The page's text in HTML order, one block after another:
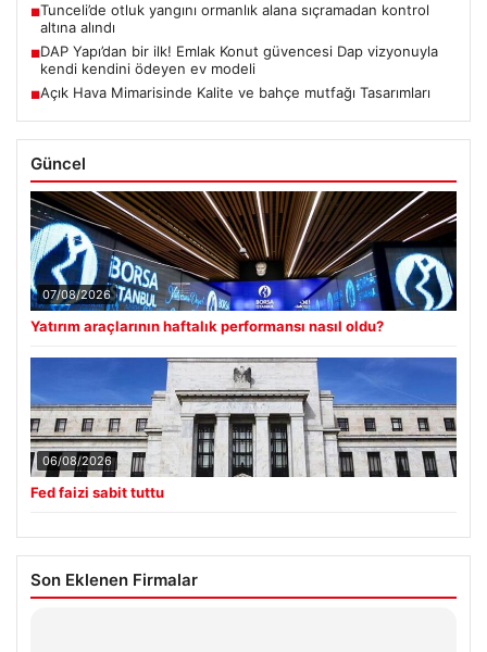
■Tunceli’de otluk yangını ormanlık alana sıçramadan kontrol
altına alındı
■DAP Yapı’dan bir ilk! Emlak Konut güvencesi Dap vizyonuyla
kendi kendini ödeyen ev modeli
■Açık Hava Mimarisinde Kalite ve bahçe mutfağı Tasarımları
Güncel
07/08/2026
Yatırım araçlarının haftalık performansı nasıl oldu?
06/08/2026
Fed faizi sabit tuttu
Son Eklenen Firmalar